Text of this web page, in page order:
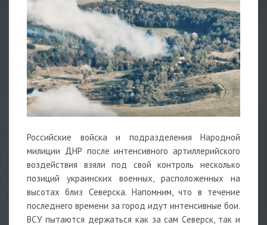
Российские войска и подразделения Народной
милиции ДНР после интенсивного артиллерийского
воздействия взяли под свой контроль несколько
позиций украинских военных, расположенных на
высотах близ Северска. Напомним, что в течение
последнего времени за город идут интенсивные бои.
ВСУ пытаются держаться как за сам Северск, так и